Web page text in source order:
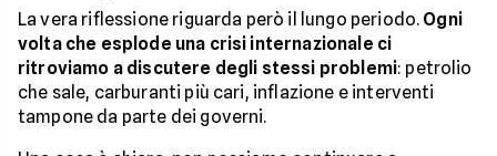
La vera riflessione riguarda però il lungo periodo. Ogni
volta che esplode una crisi internazionale ci
ritroviamo a discutere degli stessi problemi: petrolio
che sale, carburanti più cari, inflazione e interventi
tampone da parte dei governi.